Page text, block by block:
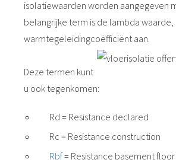
isolatiewaarden worden aangegeven
belangrijke term is de lambda
warmtegeleidingcoëfficiënt aan.
Deze termen kunt
u ook tegenkomen:
Rd = Resistance declared
Rc = Resistance construction
Rbf= Resistance basement floor